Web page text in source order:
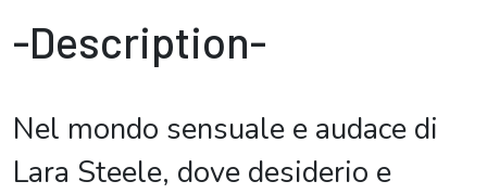
-Description-
Nel mondo sensuale e audace di
Lara Steele, dove desiderio e